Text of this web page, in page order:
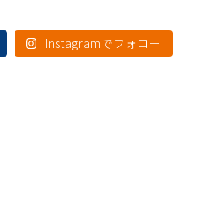
Instagramでフォロー